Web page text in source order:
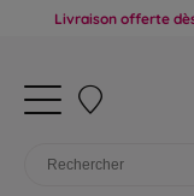
offerte dès 50€ !